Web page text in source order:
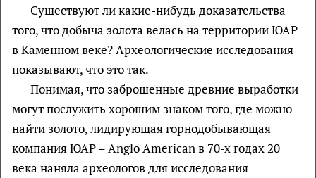
Существуют ли какие-нибудь доказательства
того, что добыча золота велась на территории ЮАР
в Каменном веке? Археологические исследования
показывают, что это так.
Понимая, что заброшенные древние выработки
могут послужить хорошим знаком того, где можно
найти золото, лидирующая горнодобывающая
компания ЮАР – Anglo American в 70-х годах 20
века наняла археологов для исследования